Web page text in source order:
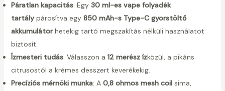
Páratlan kapacitás: Egy 30 ml-es vape folyadék
tartálypárosítva egy 850 mAh-s Type-C gyorstöltő
akkumulátorhetekig tartó megszakítás nélküli használatot
biztosít.
Ízmesteri tudás: Válasszon a 12 merész ízközül, a pikáns
citrusostól a krémes desszert keverékekig.
Precíziós mérnöki munka: A 0,8 ohmos mesh coilsima,